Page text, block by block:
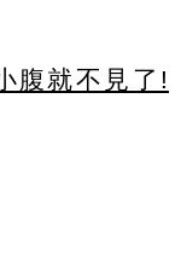
腹就不見了!